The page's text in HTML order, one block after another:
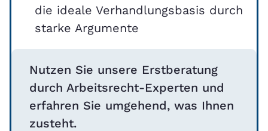
die ideale Verhandlungsbasis durch
starke Argumente
Nutzen Sie unsere Erstberatung
durch Arbeitsrecht-Experten und
erfahren Sie umgehend, was Ihnen
zusteht.